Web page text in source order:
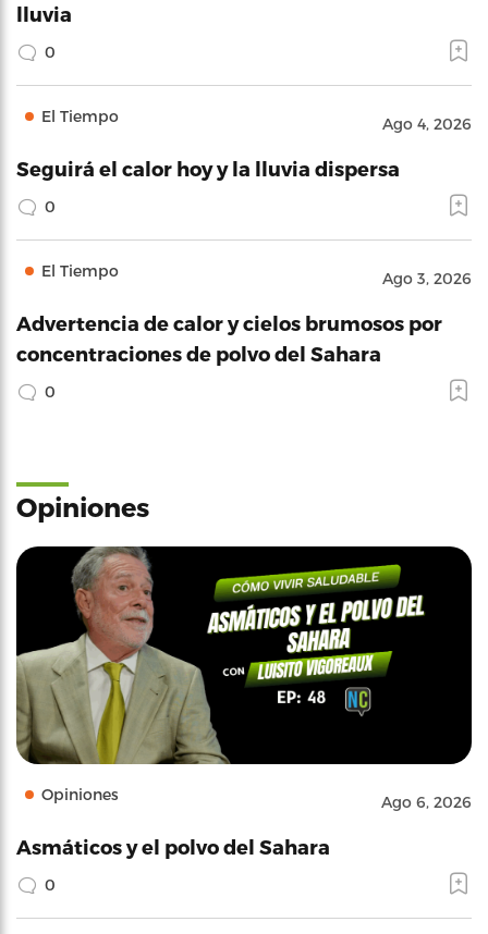
lluvia
0
El Tiempo Ago 4, 2026
Seguirá el calor hoy y la lluvia dispersa
0
El Tiempo Ago 3, 2026
Advertencia de calor y cielos brumosos por
concentraciones de polvo del Sahara
0
Opiniones
Opiniones Ago 6, 2026
Asmáticos y el polvo del Sahara
0